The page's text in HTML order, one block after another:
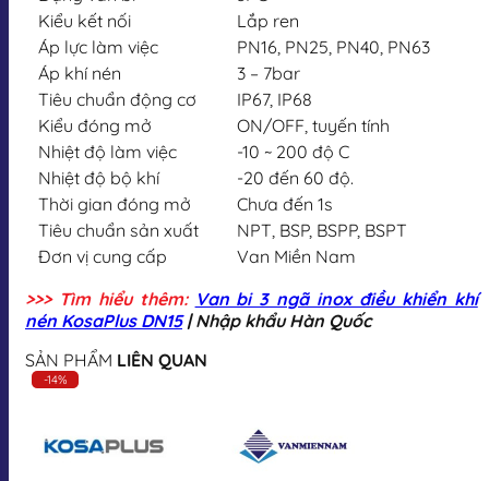
Kiểu kết nối
Lắp ren
Áp lực làm việc
PN16, PN25, PN40, PN63
Áp khí nén
3 – 7bar
Tiêu chuẩn động cơ
IP67, IP68
Kiểu đóng mở
ON/OFF, tuyến tính
Nhiệt độ làm việc
-10 ~ 200 độ C
Nhiệt độ bộ khí
-20 đến 60 độ.
Thời gian đóng mở
Chưa đến 1s
Tiêu chuẩn sản xuất
NPT, BSP, BSPP, BSPT
Đơn vị cung cấp
Van Miền Nam
>>> Tìm hiểu thêm: Van bi 3 ngã inox điều khiển khí
nén KosaPlus DN15| Nhập khẩu Hàn Quốc
SẢN PHẨM LIÊN QUAN
-14%